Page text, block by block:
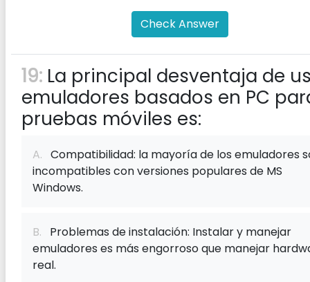
Check Answer
19: La principal desventaja de
emuladores basados ​​en PC
pruebas móviles es:
A. Compatibilidad: la mayoría de los emuladores
incompatibles con versiones populares de MS
Windows.
B. Problemas de instalación: Instalar y manejar
emuladores es más engorroso que manejar
real.